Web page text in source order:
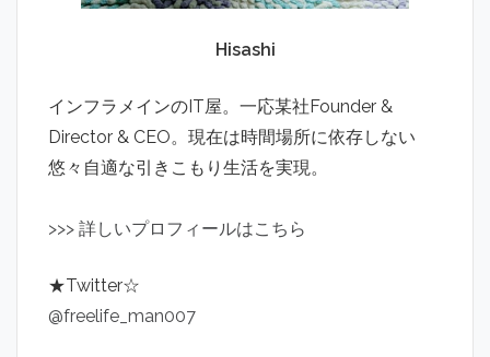
Hisashi
インフラメインのIT屋。一応某社Founder &
Director & CEO。現在は時間場所に依存しない
悠々自適な引きこもり生活を実現。
>>> 詳しいプロフィールはこちら
★Twitter☆
@freelife_man007